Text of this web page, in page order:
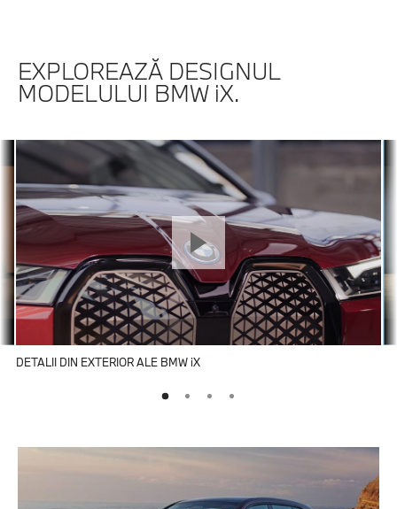
EXPLOREAZĂ DESIGNUL
MODELULUI BMW iX.
DETALII DIN EXTERIOR ALE BMW iX